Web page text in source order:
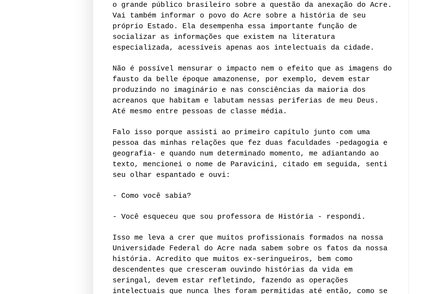
o grande público brasileiro sobre a questão da anexação do Acre.
Vai também informar o povo do Acre sobre a história de seu
próprio Estado. Ela desempenha essa importante função de
socializar as informações que existem na literatura
especializada, acessíveis apenas aos intelectuais da cidade.
Não é possível mensurar o impacto nem o efeito que as imagens do
fausto da belle époque amazonense, por exemplo, devem estar
produzindo no imaginário e nas consciências da maioria dos
acreanos que habitam e labutam nessas periferias de meu Deus.
Até mesmo entre pessoas de classe média.
Falo isso porque assisti ao primeiro capítulo junto com uma
pessoa das minhas relações que fez duas faculdades -pedagogia e
geografia- e quando num determinado momento, me adiantando ao
texto, mencionei o nome de Paravicini, citado em seguida, senti
seu olhar espantado e ouvi:
- Como você sabia?
- Você esqueceu que sou professora de História - respondi.
Isso me leva a crer que muitos profissionais formados na nossa
Universidade Federal do Acre nada sabem sobre os fatos da nossa
história. Acredito que muitos ex-seringueiros, bem como
descendentes que cresceram ouvindo histórias da vida em
seringal, devem estar refletindo, fazendo as operações
intelectuais que nunca lhes foram permitidas até então, como se